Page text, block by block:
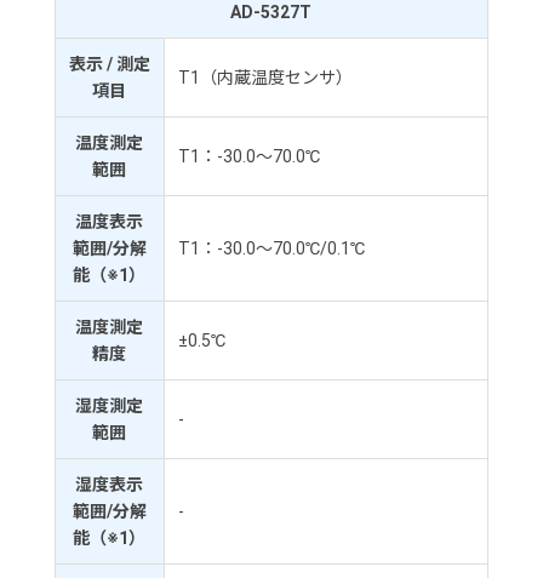
AD-5327T
表示 / 測定
項目
T1（内蔵温度センサ）
温度測定
範囲
T1：-30.0～70.0℃
温度表示
範囲/分解
能（※1）
T1：-30.0～70.0℃/0.1℃
温度測定
精度
±0.5℃
湿度測定
範囲
-
湿度表示
範囲/分解
能（※1）
-